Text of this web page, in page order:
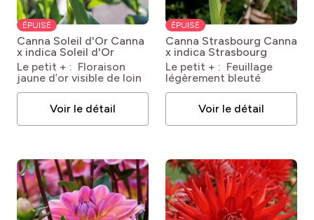
ÉPUISÉ
Canna Soleil d'Or Canna
x indica Soleil d'Or
Le petit + : Floraison
jaune d’or visible de loin
Voir le détail
ÉPUISÉ
Canna Strasbourg Canna
x indica Strasbourg
Le petit + : Feuillage
légèrement bleuté
Voir le détail